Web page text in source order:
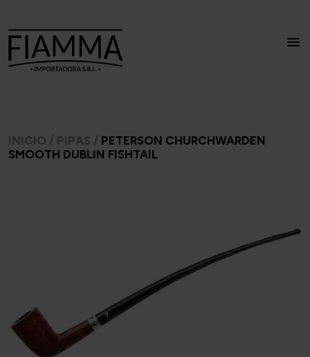
INICIO / PIPAS / PETERSON CHURCHWARDEN
SMOOTH DUBLIN FISHTAIL